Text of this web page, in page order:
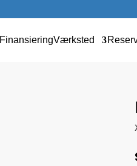
FinansieringVærksted